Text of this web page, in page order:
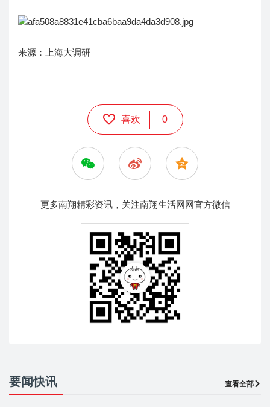
来源：上海大调研
喜欢 0
更多南翔精彩资讯，关注南翔生活网网官方微信
要闻快讯 查看全部